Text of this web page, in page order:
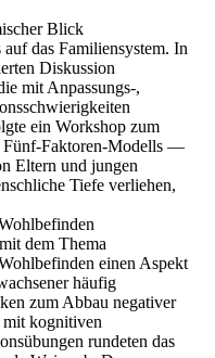
Blick
das Familiensystem. In
Diskussion
mit Anpassungs-,
ein Workshop zum
Fünf-Faktoren-Modells —
Eltern und jungen
Tiefe verliehen,
dem Thema
einen Aspekt
häufig
zum Abbau negativer
mit kognitiven
rundeten das